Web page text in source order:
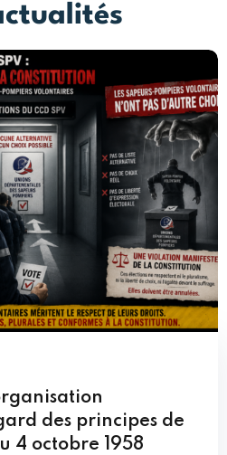
des principes de
4 octobre 1958